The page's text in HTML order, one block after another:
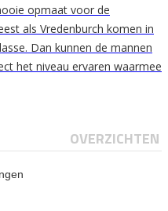
opmaat voor de
als Vredenburch komen in
Dan kunnen de mannen
het niveau ervaren waarmee
OVERZICHTEN